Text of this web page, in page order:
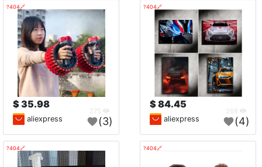
🔗404?
84.45 $
aliexpress (4)
🔗404?
35.98 $
aliexpress (3)
🔗404?
🔗404?